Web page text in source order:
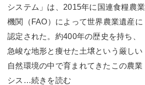
システム」は、2015年に国連食糧農業
機関（FAO）によって世界農業遺産に
認定された。約400年の歴史を持ち、
急峻な地形と痩せた土壌という厳しい
自然環境の中で育まれてきたこの農業
シス…続きを読む